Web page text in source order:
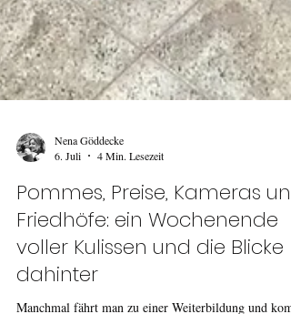
6. Juli
4 Min. Lesezeit
Pommes, Preise, Kameras und
Friedhöfe: ein Wochenende
voller Kulissen und die Blicke